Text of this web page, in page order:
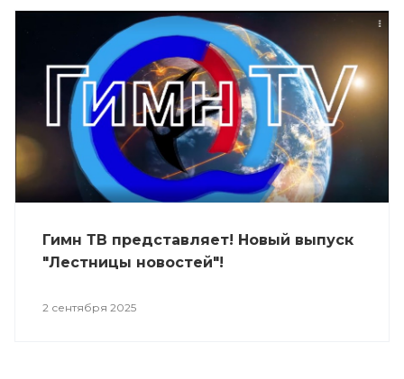
Гимн ТВ представляет! Новый выпуск
"Лестницы новостей"!
2 сентября 2025